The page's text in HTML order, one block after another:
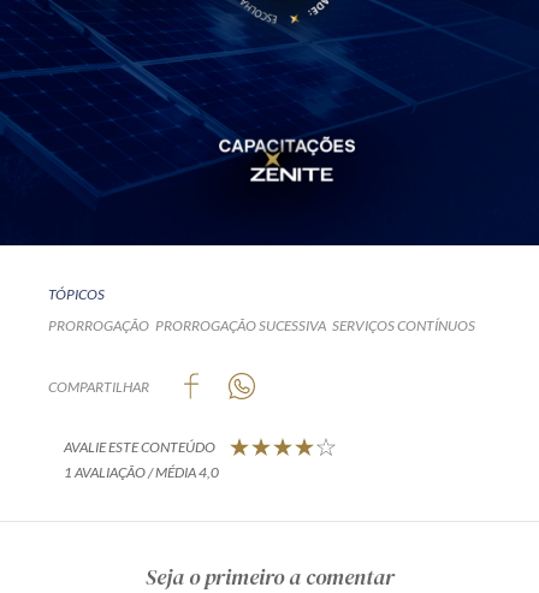
TÓPICOS
PRORROGAÇÃO PRORROGAÇÃO SUCESSIVA SERVIÇOS CONTÍNUOS
COMPARTILHAR
AVALIE ESTE CONTEÚDO
1 AVALIAÇÃO / MÉDIA 4,0
Seja o primeiro a comentar